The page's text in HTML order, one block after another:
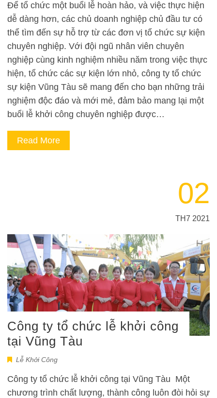
Để tổ chức một buổi lễ hoàn hảo, và việc thực hiện
dễ dàng hơn, các chủ doanh nghiệp chủ đầu tư có
thể tìm đến sự hỗ trợ từ các đơn vị tổ chức sự kiện
chuyên nghiệp. Với đội ngũ nhân viên chuyên
nghiệp cùng kinh nghiệm nhiều năm trong việc thực
hiện, tổ chức các sự kiện lớn nhỏ, công ty tổ chức
sự kiện Vũng Tàu sẽ mang đến cho bạn những trải
nghiệm độc đáo và mới mẻ, đảm bảo mang lại một
buổi lễ khởi công chuyên nghiệp được…
Read More
02
TH7 2021
Công ty tổ chức lễ khởi công
tại Vũng Tàu
Lễ Khởi Công
Công ty tổ chức lễ khởi công tại Vũng Tàu Một
chương trình chất lượng, thành công luôn đòi hỏi sự